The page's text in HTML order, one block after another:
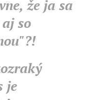
že ja sa
so
je